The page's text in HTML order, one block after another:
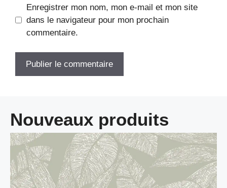
Enregistrer mon nom, mon e-mail et mon site
dans le navigateur pour mon prochain
commentaire.
Nouveaux produits